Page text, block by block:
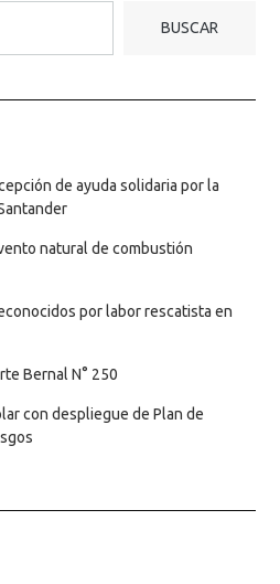
BUSCAR
de ayuda solidaria por la
natural de combustión
por labor rescatista en
Bernal N° 250
con despliegue de Plan de